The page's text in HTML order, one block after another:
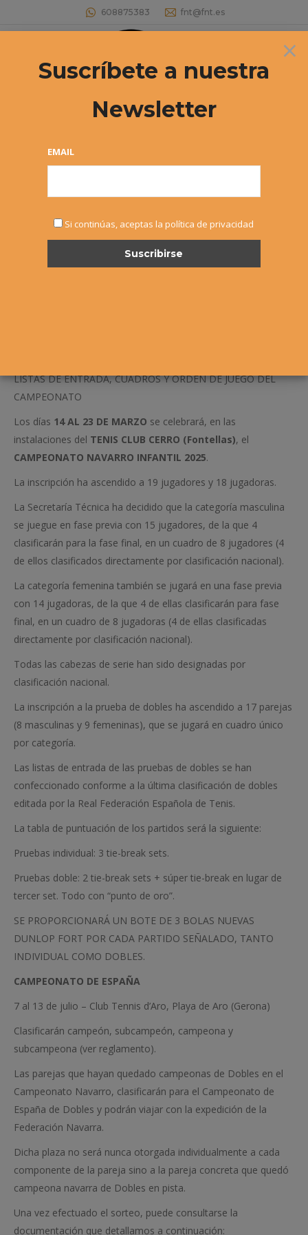
608875383 fnt@fnt.es
Buscar:
LISTAS DE ENTRADA, CUADROS Y ORDEN DE JUEGO DEL
CAMPEONATO
Los días 14 AL 23 DE MARZO se celebrará, en las
instalaciones del TENIS CLUB CERRO (Fontellas), el
CAMPEONATO NAVARRO INFANTIL 2025.
La inscripción ha ascendido a 19 jugadores y 18 jugadoras.
La Secretaría Técnica ha decidido que la categoría masculina
se juegue en fase previa con 15 jugadores, de la que 4
clasificarán para la fase final, en un cuadro de 8 jugadores (4
de ellos clasificados directamente por clasificación nacional).
La categoría femenina también se jugará en una fase previa
con 14 jugadoras, de la que 4 de ellas clasificarán para fase
final, en un cuadro de 8 jugadoras (4 de ellas clasificadas
directamente por clasificación nacional).
Todas las cabezas de serie han sido designadas por
clasificación nacional.
La inscripción a la prueba de dobles ha ascendido a 17 parejas
(8 masculinas y 9 femeninas), que se jugará en cuadro único
por categoría.
Las listas de entrada de las pruebas de dobles se han
confeccionado conforme a la última clasificación de dobles
editada por la Real Federación Española de Tenis.
La tabla de puntuación de los partidos será la siguiente:
Pruebas individual: 3 tie-break sets.
Pruebas doble: 2 tie-break sets + súper tie-break en lugar de
tercer set. Todo con “punto de oro”.
SE PROPORCIONARÁ UN BOTE DE 3 BOLAS NUEVAS
DUNLOP FORT POR CADA PARTIDO SEÑALADO, TANTO
INDIVIDUAL COMO DOBLES.
CAMPEONATO DE ESPAÑA
7 al 13 de julio – Club Tennis d’Aro, Playa de Aro (Gerona)
Clasificarán campeón, subcampeón, campeona y
subcampeona (ver reglamento).
Las parejas que hayan quedado campeonas de Dobles en el
Campeonato Navarro, clasificarán para el Campeonato de
España de Dobles y podrán viajar con la expedición de la
Federación Navarra.
Dicha plaza no será nunca otorgada individualmente a cada
componente de la pareja sino a la pareja concreta que quedó
campeona navarra de Dobles en pista.
Una vez efectuado el sorteo, puede consultarse la
documentación que detallamos a continuación:
×
Suscríbete a nuestra
Newsletter
EMAIL
Si continúas, aceptas la política de privacidad